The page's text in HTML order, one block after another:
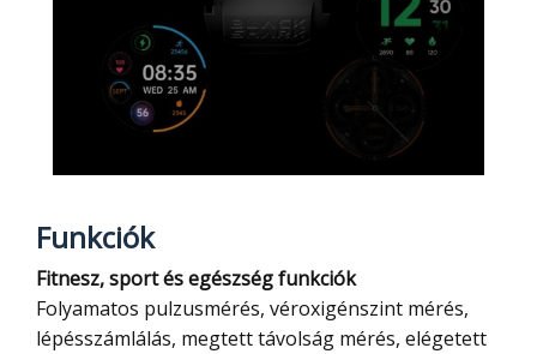
Funkciók
Fitnesz, sport és egészség funkciók
Folyamatos pulzusmérés, véroxigénszint mérés,
lépésszámlálás, megtett távolság mérés, elégetett